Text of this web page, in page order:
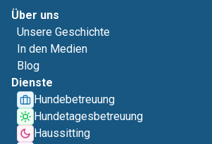
Über uns
Unsere Geschichte
In den Medien
Blog
Dienste
Hundebetreuung
Hundetagesbetreuung
Haussitting